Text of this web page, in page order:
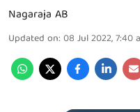
Nagaraja AB
Updated on: 08 Jul 2022, 7:40